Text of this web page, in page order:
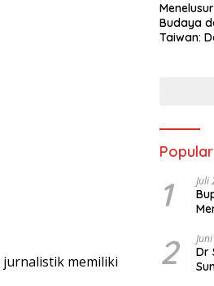
jurnalistik memiliki
Budaya
Taiwan:
Sejarah
1 Juli
2
Dr